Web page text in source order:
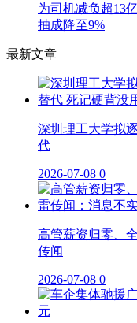
为司机减负超13
抽成降至9%
最新文章
深圳理工大学拟
代
2026-07-08 0
高管薪资归零、
传闻
2026-07-08 0